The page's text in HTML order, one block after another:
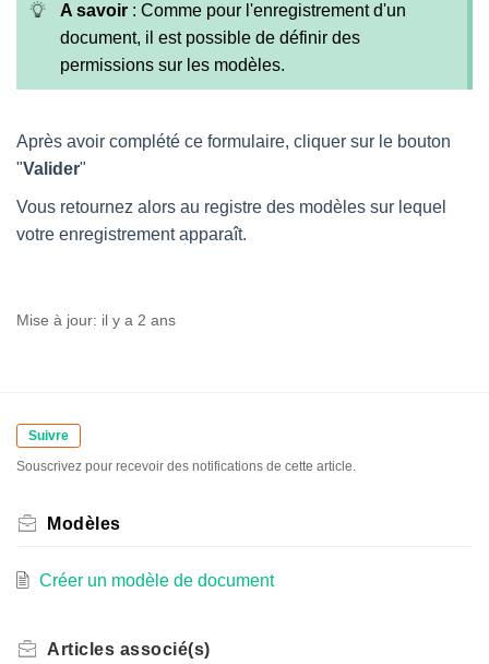
A savoir : Comme pour l'enregistrement d'un
document, il est possible de définir des
permissions sur les modèles.
Après avoir complété ce formulaire, cliquer sur le bouton
"Valider"
Vous retournez alors au registre des modèles sur lequel
votre enregistrement apparaît.
Mise à jour: il y a 2 ans
Suivre
Souscrivez pour recevoir des notifications de cette article.
Modèles
Créer un modèle de document
Articles associé(s)